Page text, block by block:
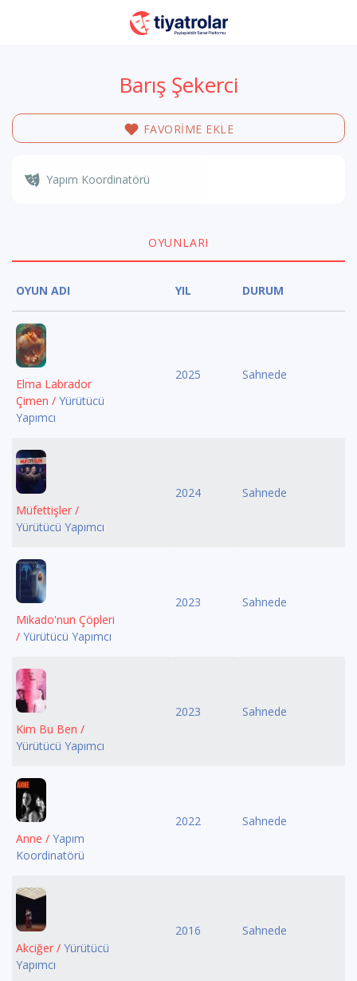
Barış Şekerci
FAVORİME EKLE
Yapım Koordinatörü
OYUNLARI
OYUN ADI YIL DURUM
Elma Labrador
Çimen / Yürütücü
Yapımcı
2025 Sahnede
Müfettişler /
Yürütücü Yapımcı
2024 Sahnede
Mikado'nun Çöpleri
/ Yürütücü Yapımcı
2023 Sahnede
Kim Bu Ben /
Yürütücü Yapımcı
2023 Sahnede
Anne / Yapım
Koordinatörü
2022 Sahnede
Akciğer / Yürütücü
Yapımcı
2016 Sahnede